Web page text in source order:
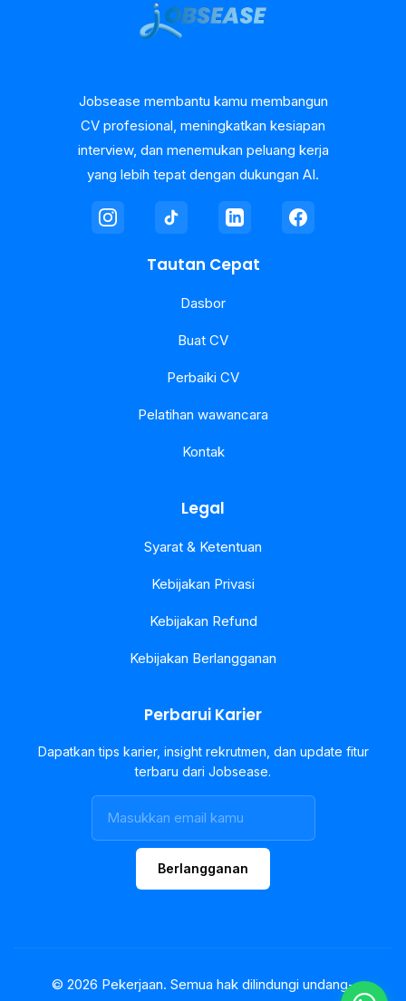
Jobsease membantu kamu membangun
CV profesional, meningkatkan kesiapan
interview, dan menemukan peluang kerja
yang lebih tepat dengan dukungan AI.
Tautan Cepat
Dasbor
Buat CV
Perbaiki CV
Pelatihan wawancara
Kontak
Legal
Syarat & Ketentuan
Kebijakan Privasi
Kebijakan Refund
Kebijakan Berlangganan
Perbarui Karier
Dapatkan tips karier, insight rekrutmen, dan update fitur
terbaru dari Jobsease.
Berlangganan
© 2026 Pekerjaan. Semua hak dilindungi undang-